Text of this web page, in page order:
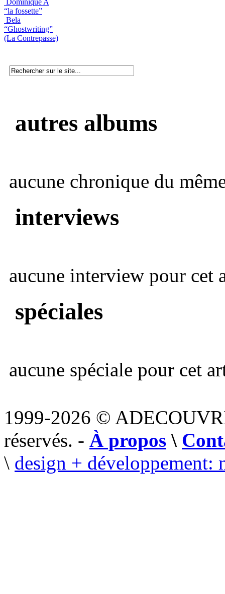
“la fossette”
Bela
“Ghostwriting”
(La Contrepasse)
autres albums
aucune chronique du
interviews
aucune interview pour cet
spéciales
aucune spéciale pour cet
1999-2026 ©
réservés. - À propos \
\ design + développement: